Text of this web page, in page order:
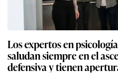
Los expertos en
saludan siempre en el
defensiva y tienen